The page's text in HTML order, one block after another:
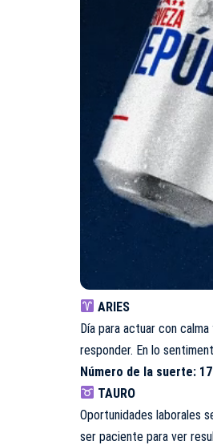
ARIES
Día para actuar con
responder. En lo
Número de la suerte: 17
TAURO
Oportunidades laborales
ser paciente para ver